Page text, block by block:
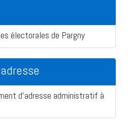
électorales de Pargny
d'adresse administratif à